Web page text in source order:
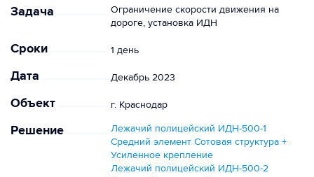
Задача
Ограничение скорости движения на
дороге, установка ИДН
Сроки 1 день
Дата Декабрь 2023
Объект г. Краснодар
Решение
Лежачий полицейский ИДН-500-1
Средний элемент Сотовая структура +
Усиленное крепление
Лежачий полицейский ИДН-500-2